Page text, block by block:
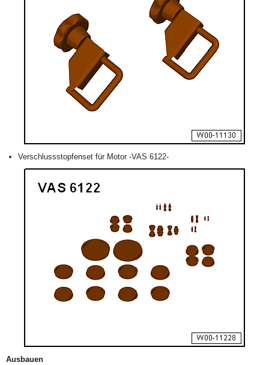
Verschlussstopfenset für Motor -VAS 6122-
Ausbauen